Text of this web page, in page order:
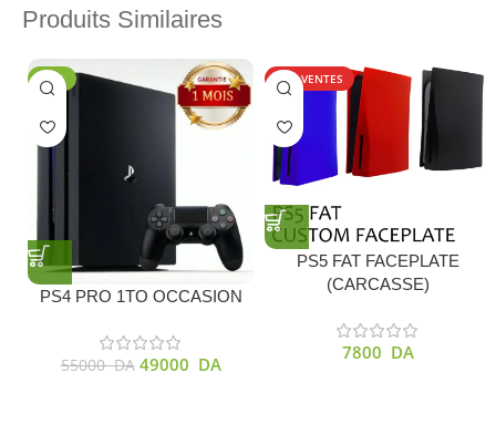
Produits Similaires
-11%
PS4 PRO 1TO OCCASION
55000DA 49000 DA
TOP VENTES
PS5 FAT FACEPLATE
(CARCASSE)
7800 DA